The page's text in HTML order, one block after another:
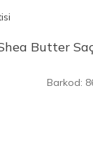
Butter
Barkod: